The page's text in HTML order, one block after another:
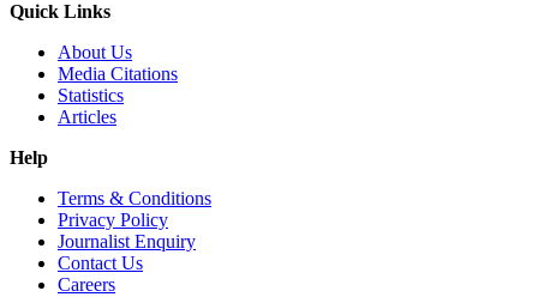
Quick Links
About Us
Media Citations
Statistics
Articles
Help
Terms & Conditions
Privacy Policy
Journalist Enquiry
Contact Us
Careers